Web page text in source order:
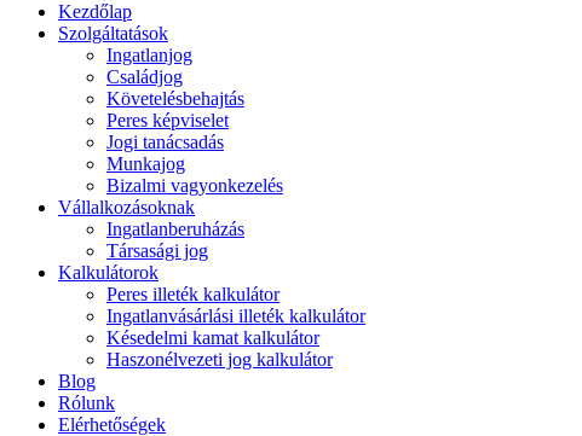
Kezdőlap
Szolgáltatások
Ingatlanjog
Családjog
Követelésbehajtás
Peres képviselet
Jogi tanácsadás
Munkajog
Bizalmi vagyonkezelés
Vállalkozásoknak
Ingatlanberuházás
Társasági jog
Kalkulátorok
Peres illeték kalkulátor
Ingatlanvásárlási illeték kalkulátor
Késedelmi kamat kalkulátor
Haszonélvezeti jog kalkulátor
Blog
Rólunk
Elérhetőségek